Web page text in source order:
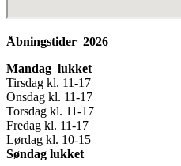
Åbningstider 2026
Mandag lukket
Tirsdag kl. 11-17
Onsdag kl. 11-17
Torsdag kl. 11-17
Fredag kl. 11-17
Lørdag kl. 10-15
Søndag lukket